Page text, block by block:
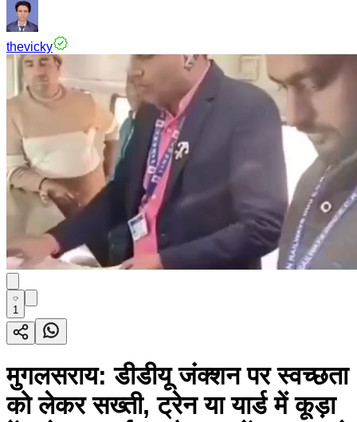
thevicky
1
मुगलसराय: डीडीयू जंक्शन पर स्वच्छता
को लेकर सख्ती, ट्रेन या यार्ड में कूड़ा